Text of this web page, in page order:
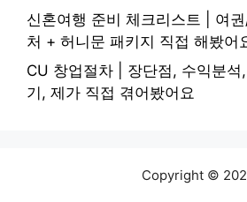
신혼여행 준비 체크리스트 | 여
처 + 허니문 패키지 직접 해봤어
CU 창업절차 | 장단점, 수익분석
기, 제가 직접 겪어봤어요
Copyright ©